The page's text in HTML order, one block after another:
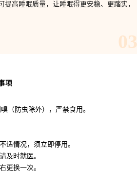
高睡眠质量，让睡眠得更安稳、更踏实，
03
项
（防虫除外），严禁食用。
适情况，须立即停用。
及时就医。
更换一次。